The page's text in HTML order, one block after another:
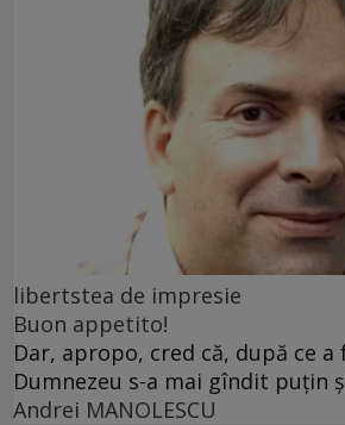
libertstea de impresie
Buon appetito!
Dar, apropo, cred că, după ce a
Dumnezeu s-a mai gîndit puțin
Andrei MANOLESCU